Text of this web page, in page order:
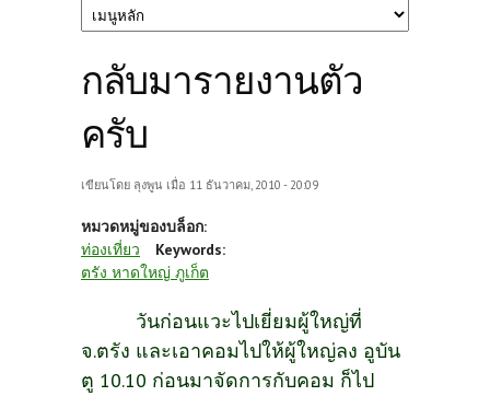
กลับมารายงานตัว
ครับ
เขียนโดย ลุงพูน เมื่อ 11 ธันวาคม, 2010 - 20:09
หมวดหมู่ของบล็อก:
ท่องเที่ยว
Keywords:
ตรัง หาดใหญ่ ภูเก็ต
วันก่อนแวะไปเยี่ยมผู้ใหญ่ที่
จ.ตรัง และเอาคอมไปให้ผู้ใหญ่ลง อูบัน
ตู 10.10 ก่อนมาจัดการกับคอม ก็ไป